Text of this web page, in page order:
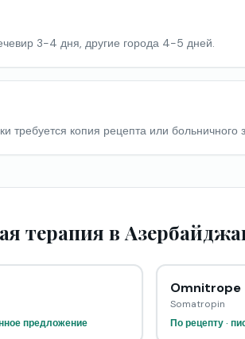
3-4 дня, другие города 4-5 дней.
требуется копия рецепта или больничного
терапия в
предложение
Omnitrope
Somatropin
По рецепту ·